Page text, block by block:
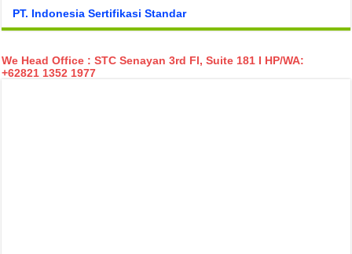
PT. Indonesia Sertifikasi Standar
We Head Office : STC Senayan 3rd Fl, Suite 181 I HP/WA:
+62821 1352 1977